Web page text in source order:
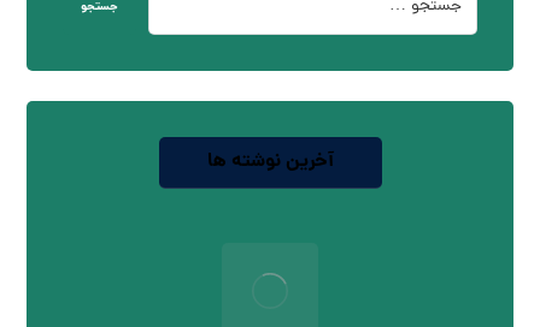
جستجو
آخرین نوشته ها